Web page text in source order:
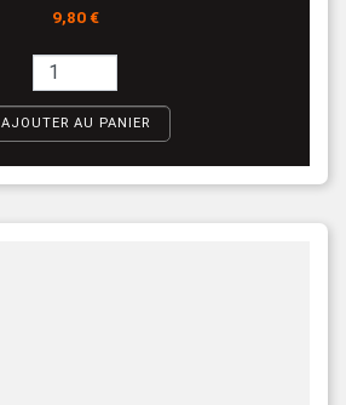
Prix
9,80 €
AJOUTER AU PANIER